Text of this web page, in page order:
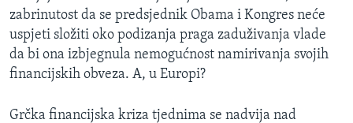
zabrinutost da se predsjednik Obama i Kongres neće
uspjeti složiti oko podizanja praga zaduživanja vlade
da bi ona izbjegnula nemogućnost namirivanja svojih
financijskih obveza. A, u Europi?
Grčka financijska kriza tjednima se nadvija nad